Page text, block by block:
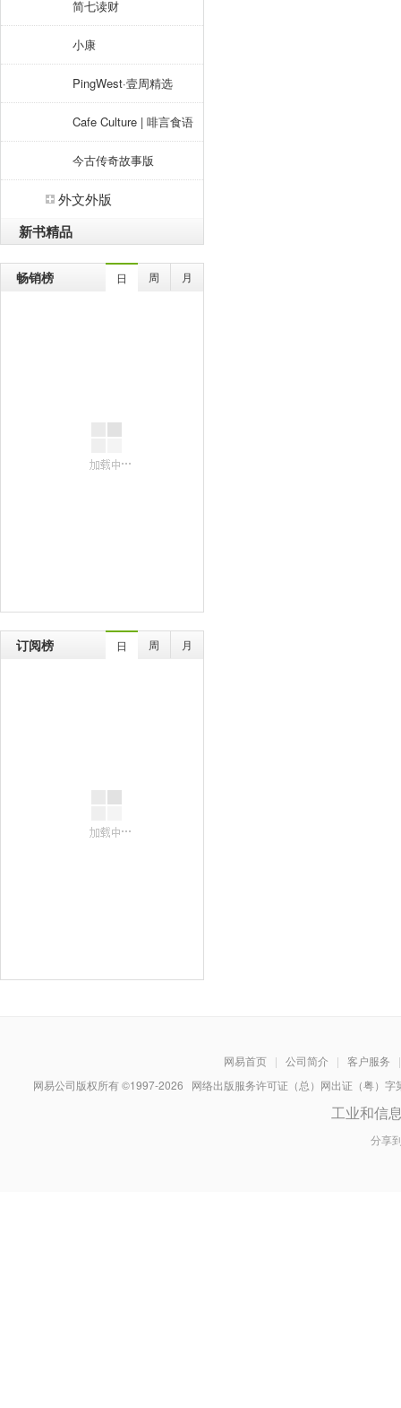
简七读财
小康
PingWest·壹周精选
Cafe Culture | 啡言食语
今古传奇故事版
外文外版
新书精品
畅销榜 日 周 月
订阅榜 日 周 月
网易首页 | 公司简介 | 客户服务
|
网易公司版权所有 ©1997-2026 网络出版服务许可证（总）网出证（粤）
工业和信
分享